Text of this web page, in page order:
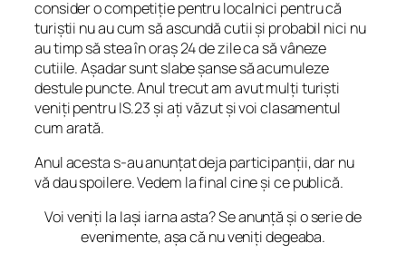
consider o competiție pentru localnici pentru că
turiștii nu au cum să ascundă cutii și probabil nici nu
au timp să stea în oraș 24 de zile ca să vâneze
cutiile. Așadar sunt slabe șanse să acumuleze
destule puncte. Anul trecut am avut mulți turiști
veniți pentru IS.23 și ați văzut și voi clasamentul
cum arată.
Anul acesta s-au anunțat deja participanții, dar nu
vă dau spoilere. Vedem la final cine și ce publică.
Voi veniți la Iași iarna asta? Se anunță și o serie de
evenimente, așa că nu veniți degeaba.